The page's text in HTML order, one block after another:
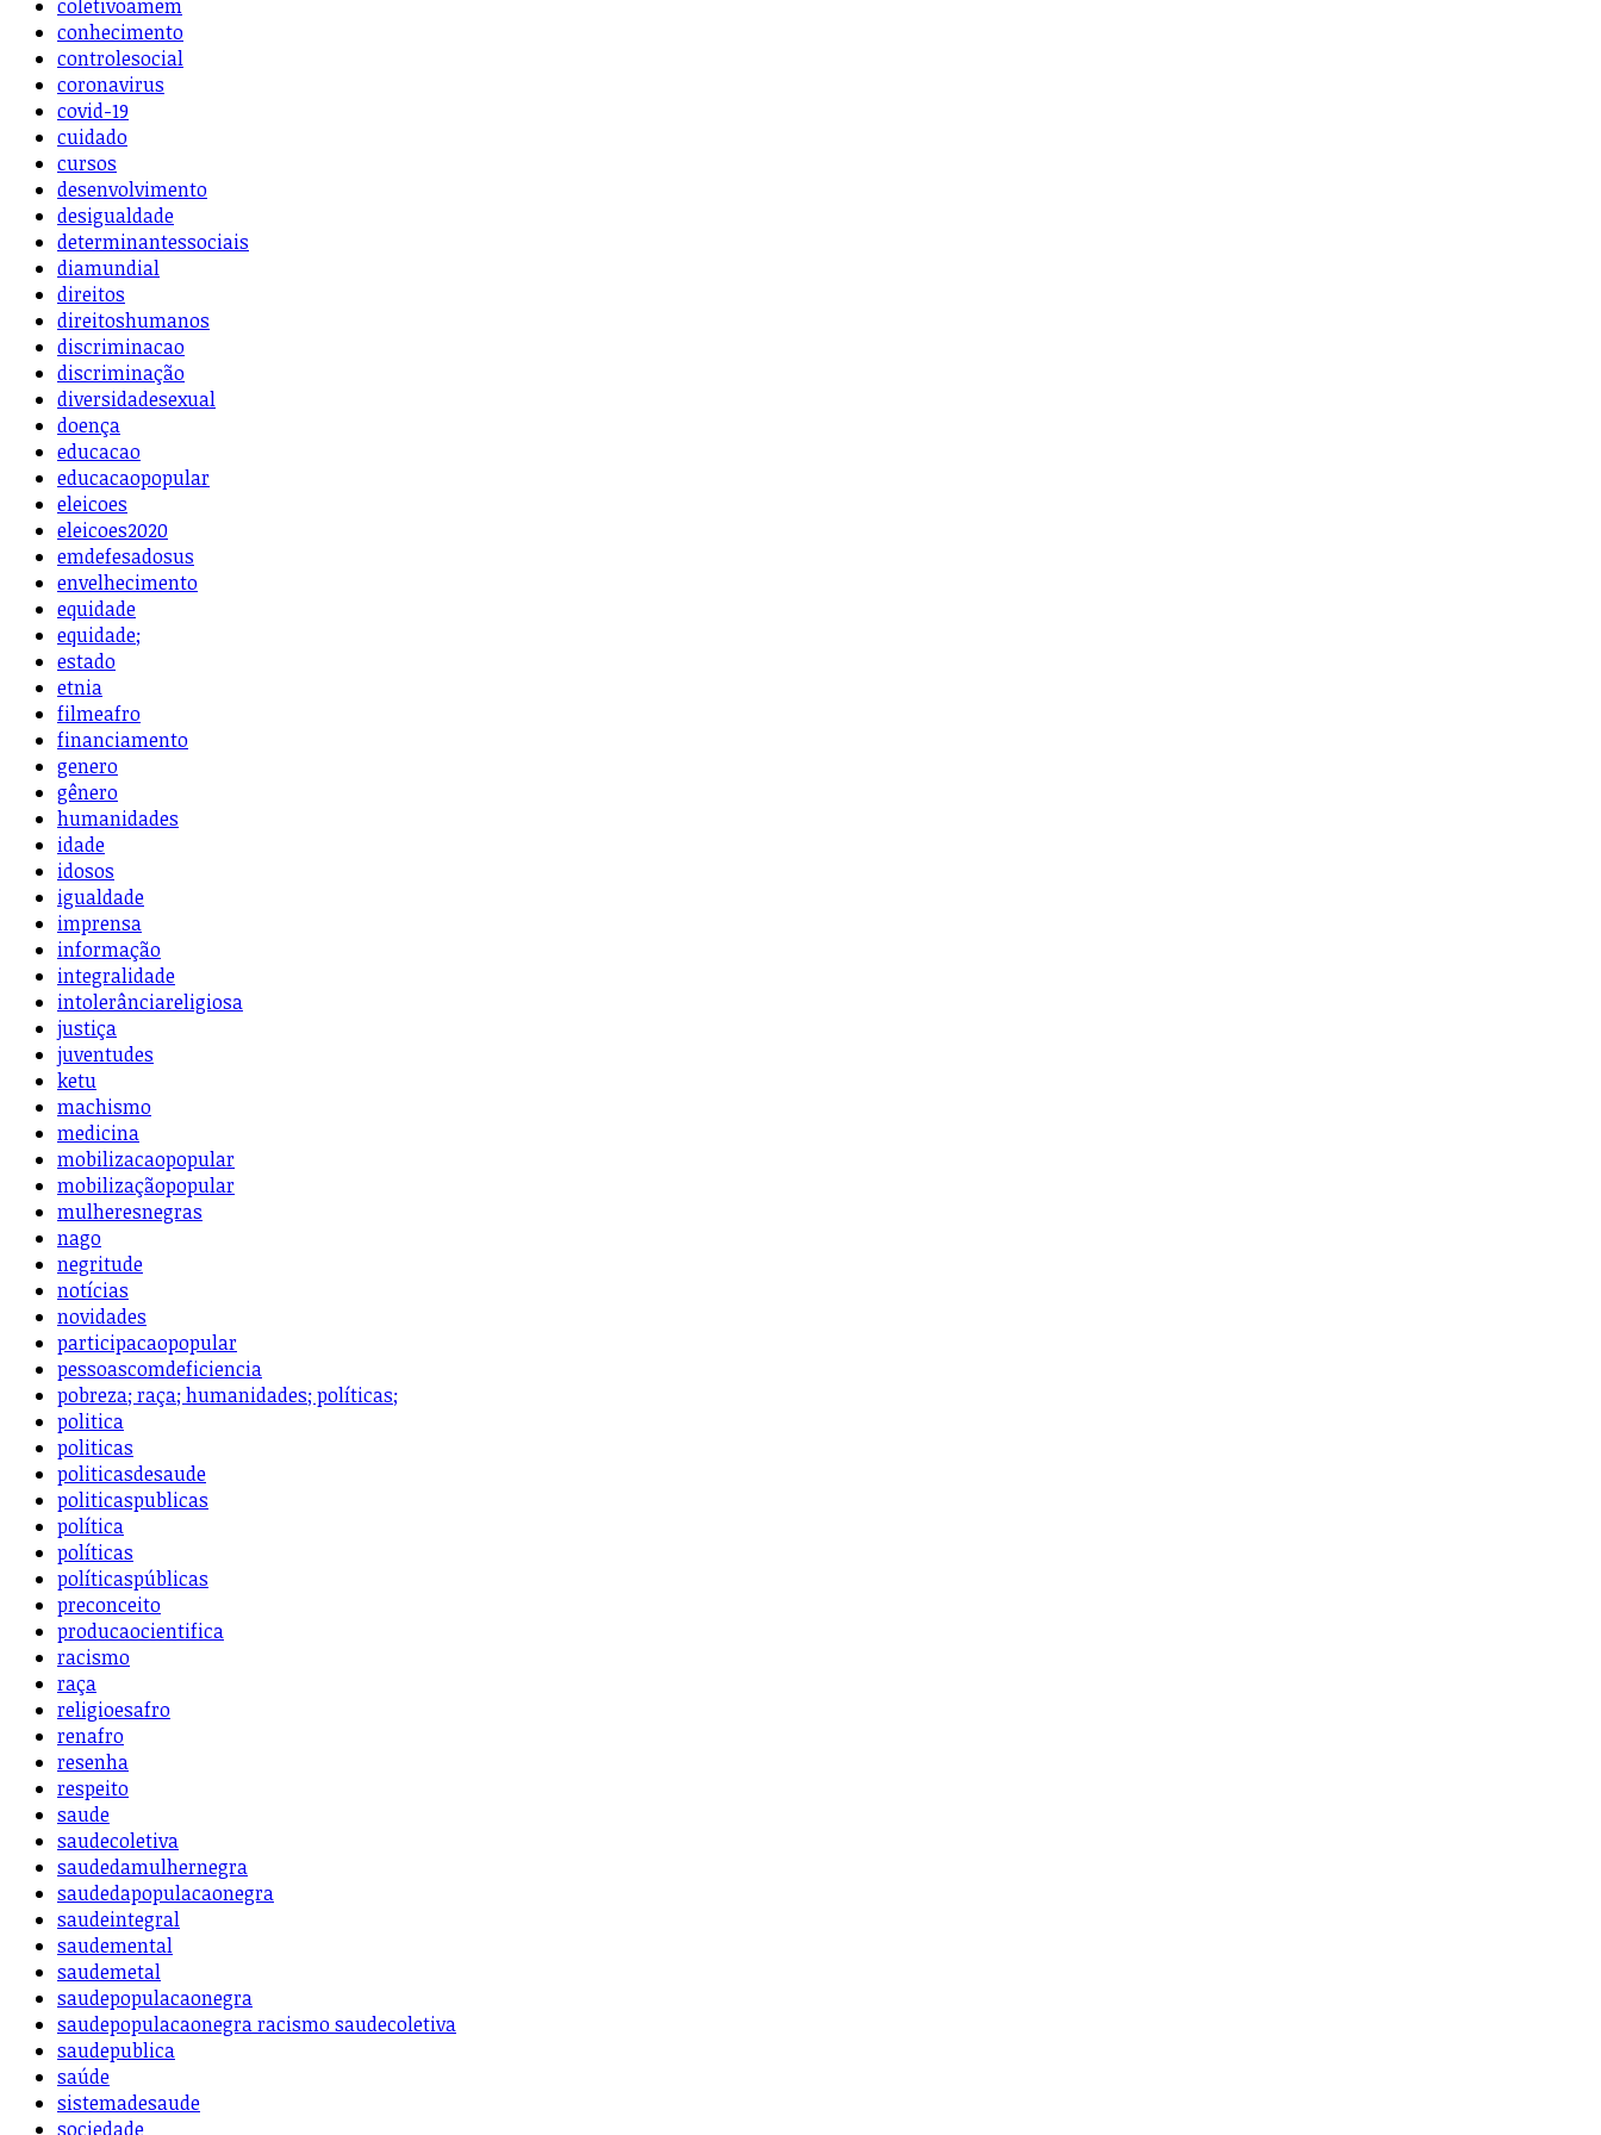
coletivoamem
conhecimento
controlesocial
coronavirus
covid-19
cuidado
cursos
desenvolvimento
desigualdade
determinantessociais
diamundial
direitos
direitoshumanos
discriminacao
discriminação
diversidadesexual
doença
educacao
educacaopopular
eleicoes
eleicoes2020
emdefesadosus
envelhecimento
equidade
equidade;
estado
etnia
filmeafro
financiamento
genero
gênero
humanidades
idade
idosos
igualdade
imprensa
informação
integralidade
intolerânciareligiosa
justiça
juventudes
ketu
machismo
medicina
mobilizacaopopular
mobilizaçãopopular
mulheresnegras
nago
negritude
notícias
novidades
participacaopopular
pessoascomdeficiencia
pobreza; raça; humanidades; políticas;
politica
politicas
politicasdesaude
politicaspublicas
política
políticas
políticaspúblicas
preconceito
producaocientifica
racismo
raça
religioesafro
renafro
resenha
respeito
saude
saudecoletiva
saudedamulhernegra
saudedapopulacaonegra
saudeintegral
saudemental
saudemetal
saudepopulacaonegra
saudepopulacaonegra racismo saudecoletiva
saudepublica
saúde
sistemadesaude
sociedade